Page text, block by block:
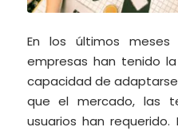
En los últimos
empresas han tenido
capacidad de
que el mercado, las
usuarios han